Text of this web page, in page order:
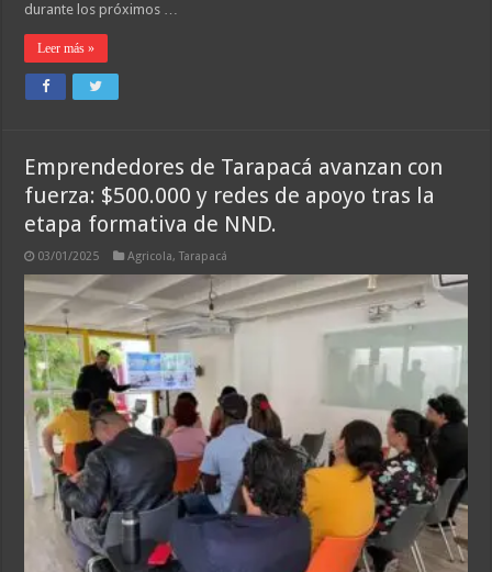
durante los próximos …
Leer más »
Emprendedores de Tarapacá avanzan con
fuerza: $500.000 y redes de apoyo tras la
etapa formativa de NND.
03/01/2025 Agricola,Tarapacá